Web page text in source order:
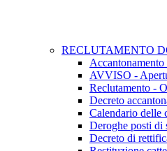
RECLUTAMENTO
AVVISO -
Reclutamento -
Decreto
Calendario delle
Deroghe posti di
Decreto di